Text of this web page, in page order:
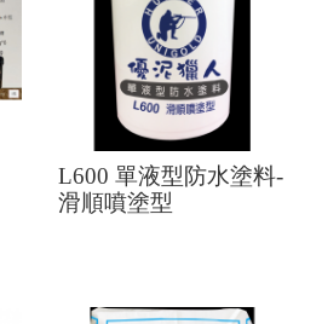
L600 單液型防水塗料-
滑順噴塗型